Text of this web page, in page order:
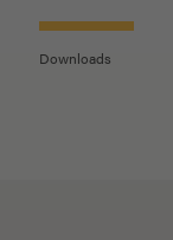
Downloads